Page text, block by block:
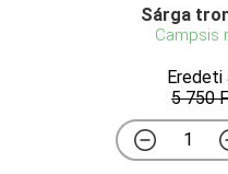
Sárga
Campsis
Eredeti
5 750